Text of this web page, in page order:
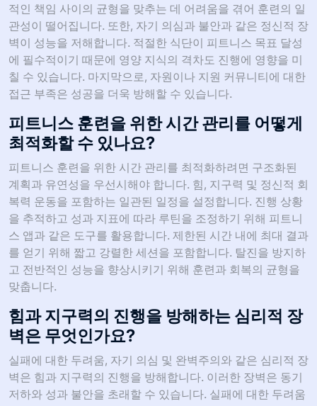
적인 책임 사이의 균형을 맞추는 데 어려움을 겪어 훈련의 일
관성이 떨어집니다. 또한, 자기 의심과 불안과 같은 정신적 장
벽이 성능을 저해합니다. 적절한 식단이 피트니스 목표 달성
에 필수적이기 때문에 영양 지식의 격차도 진행에 영향을 미
칠 수 있습니다. 마지막으로, 자원이나 지원 커뮤니티에 대한
접근 부족은 성공을 더욱 방해할 수 있습니다.
피트니스 훈련을 위한 시간 관리를 어떻게
최적화할 수 있나요?
피트니스 훈련을 위한 시간 관리를 최적화하려면 구조화된
계획과 유연성을 우선시해야 합니다. 힘, 지구력 및 정신적 회
복력 운동을 포함하는 일관된 일정을 설정합니다. 진행 상황
을 추적하고 성과 지표에 따라 루틴을 조정하기 위해 피트니
스 앱과 같은 도구를 활용합니다. 제한된 시간 내에 최대 결과
를 얻기 위해 짧고 강렬한 세션을 포함합니다. 탈진을 방지하
고 전반적인 성능을 향상시키기 위해 훈련과 회복의 균형을
맞춥니다.
힘과 지구력의 진행을 방해하는 심리적 장
벽은 무엇인가요?
실패에 대한 두려움, 자기 의심 및 완벽주의와 같은 심리적 장
벽은 힘과 지구력의 진행을 방해합니다. 이러한 장벽은 동기
저하와 성과 불안을 초래할 수 있습니다. 실패에 대한 두려움